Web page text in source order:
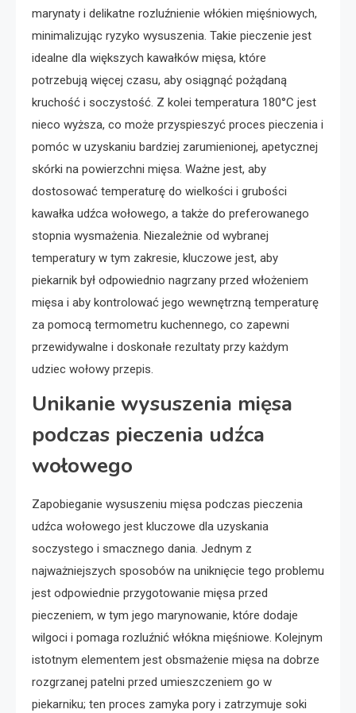
marynaty i delikatne rozluźnienie włókien mięśniowych,
minimalizując ryzyko wysuszenia. Takie pieczenie jest
idealne dla większych kawałków mięsa, które
potrzebują więcej czasu, aby osiągnąć pożądaną
kruchość i soczystość. Z kolei temperatura 180°C jest
nieco wyższa, co może przyspieszyć proces pieczenia i
pomóc w uzyskaniu bardziej zarumienionej, apetycznej
skórki na powierzchni mięsa. Ważne jest, aby
dostosować temperaturę do wielkości i grubości
kawałka udźca wołowego, a także do preferowanego
stopnia wysmażenia. Niezależnie od wybranej
temperatury w tym zakresie, kluczowe jest, aby
piekarnik był odpowiednio nagrzany przed włożeniem
mięsa i aby kontrolować jego wewnętrzną temperaturę
za pomocą termometru kuchennego, co zapewni
przewidywalne i doskonałe rezultaty przy każdym
udziec wołowy przepis.
Unikanie wysuszenia mięsa
podczas pieczenia udźca
wołowego
Zapobieganie wysuszeniu mięsa podczas pieczenia
udźca wołowego jest kluczowe dla uzyskania
soczystego i smacznego dania. Jednym z
najważniejszych sposobów na uniknięcie tego problemu
jest odpowiednie przygotowanie mięsa przed
pieczeniem, w tym jego marynowanie, które dodaje
wilgoci i pomaga rozluźnić włókna mięśniowe. Kolejnym
istotnym elementem jest obsmażenie mięsa na dobrze
rozgrzanej patelni przed umieszczeniem go w
piekarniku; ten proces zamyka pory i zatrzymuje soki